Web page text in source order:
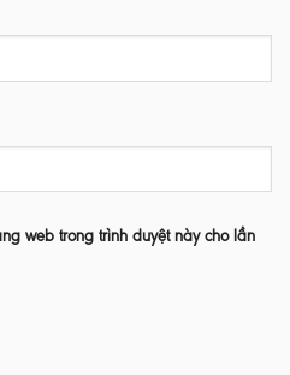
web trong trình duyệt này cho lần